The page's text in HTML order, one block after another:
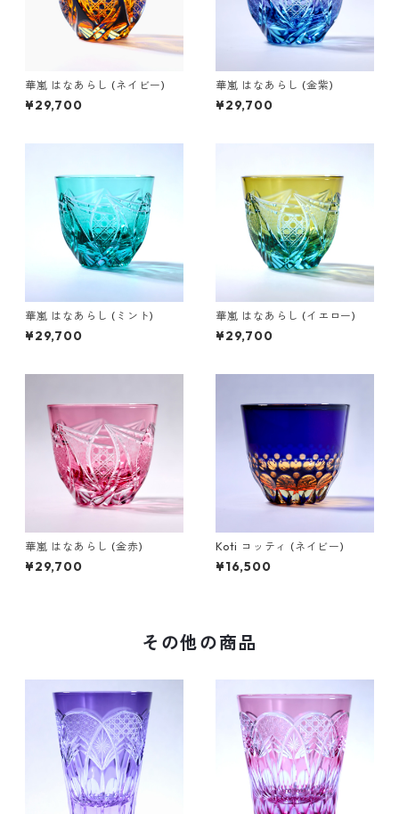
華嵐 はなあらし (ネイビー)
¥29,700
華嵐 はなあらし (金紫)
¥29,700
華嵐 はなあらし (ミント)
¥29,700
華嵐 はなあらし (イエロー)
¥29,700
華嵐 はなあらし (金赤)
¥29,700
Koti コッティ (ネイビー)
¥16,500
その他の商品